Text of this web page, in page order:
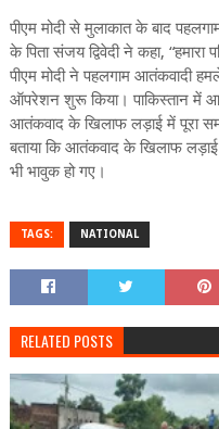
पीएम मोदी से मुलाकात के बाद
के पिता संजय द्विवेदी ने कहा, “हमारा
पीएम मोदी ने पहलगाम आतंकवादी
ऑपरेशन शुरू किया। पाकिस्तान में
आतंकवाद के खिलाफ लड़ाई में पूरा
बताया कि आतंकवाद के खिलाफ लड़ाई
भी भावुक हो गए।
TAGS: NATIONAL
RELATED POSTS